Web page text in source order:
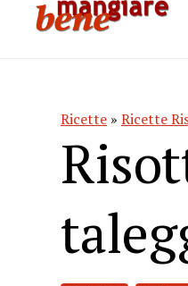
Ricette » Ricette